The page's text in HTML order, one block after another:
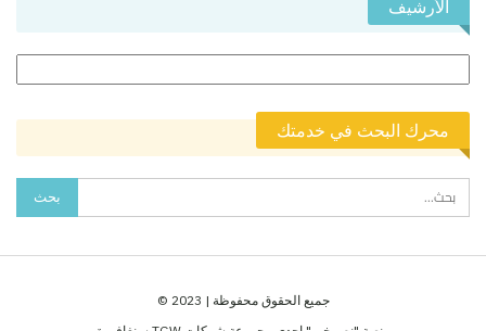
الأرشيف
محرك البحث في خدمتك
جميع الحقوق محفوظة | 2023 ©